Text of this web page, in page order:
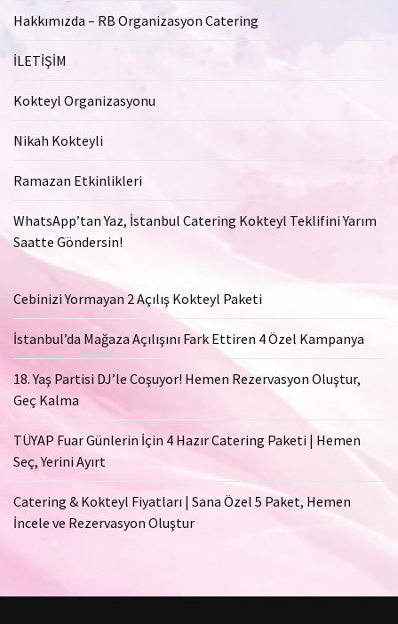
Hakkımızda – RB Organizasyon Catering
İLETİŞİM
Kokteyl Organizasyonu
Nikah Kokteyli
Ramazan Etkinlikleri
WhatsApp’tan Yaz, İstanbul Catering Kokteyl Teklifini Yarım
Saatte Göndersin!
Cebinizi Yormayan 2 Açılış Kokteyl Paketi
İstanbul’da Mağaza Açılışını Fark Ettiren 4 Özel Kampanya
18. Yaş Partisi DJ’le Coşuyor! Hemen Rezervasyon Oluştur,
Geç Kalma
TÜYAP Fuar Günlerin İçin 4 Hazır Catering Paketi | Hemen
Seç, Yerini Ayırt
Catering & Kokteyl Fiyatları | Sana Özel 5 Paket, Hemen
İncele ve Rezervasyon Oluştur